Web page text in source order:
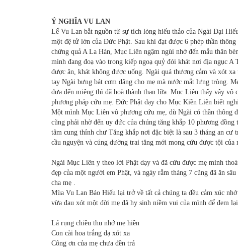
Ý NGHĨA VU LAN
Lể Vu Lan bắt nguồn từ sự tích lòng hiếu thảo của Ngài Đại
một đệ tử lớn của Đức Phật. Sau khi đạt được 6 phép thần
chứng quả A La Hán, Mục Liên ngậm ngùi nhớ đến mẫu thân
mình đang đoạ vào trong kiếp ngoạ quỷ đói khát nơi địa ngục
được ăn, khát không được uống. Ngài quá thương cảm và xót
tay Ngài bưng bát cơm dâng cho mẹ mà nước mắt lưng tròng.
đưa đến miệng thì đã hoà thành than lữa. Mục Liên thấy vậy
phương pháp cứu mẹ. Đức Phật dạy cho Mục Kiền Liên biết
Một mình Mục Liên vô phương cứu mẹ, dù Ngài có thần thông
cũng phải nhờ đến uy đức của chúng tăng khắp 10 phương
tâm cung thỉnh chư Tăng khắp nơi đặc biệt là sau 3 tháng an
cầu nguyện và cúng dường trai tăng mới mong cứu được tội của
Ngài Mục Liên y theo lời Phật dạy và đã cứu được mẹ mình
đẹp của một người em Phật, và ngày rằm tháng 7 cũng đã ăn
cha mẹ .
Mùa Vu Lan Báo Hiếu lại trở về tất cả chúng ta đều cảm xúc
vừa đau xót một đời mẹ đã hy sinh niềm vui của mình để đem
Lá rụng chiều thu nhớ mẹ hiền
Con cài hoa trắng dạ xót xa
Công ơn của mẹ chưa đền trả